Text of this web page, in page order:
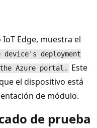
Edge, muestra el
device's deployment
Azure portal.
Este
el dispositivo está
de módulo.
de prueba